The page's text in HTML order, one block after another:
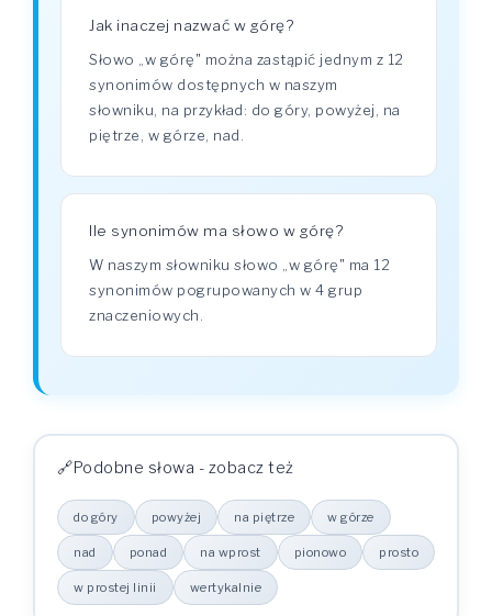
Jak inaczej nazwać w górę?
Słowo „w górę" można zastąpić jednym z 12
synonimów dostępnych w naszym
słowniku, na przykład: do góry, powyżej, na
piętrze, w górze, nad.
Ile synonimów ma słowo w górę?
W naszym słowniku słowo „w górę" ma 12
synonimów pogrupowanych w 4 grup
znaczeniowych.
Podobne słowa - zobacz też
do góry powyżej na piętrze w górze
nad ponad na wprost pionowo prosto
w prostej linii wertykalnie